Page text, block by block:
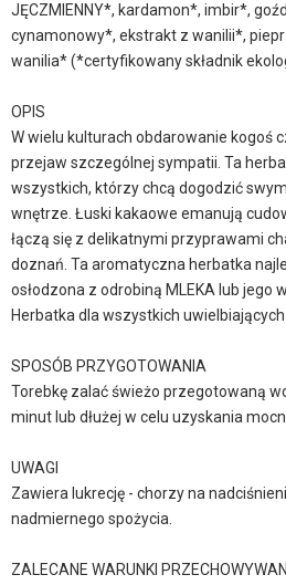
JĘCZMIENNY*, kardamon*, imbir*,
cynamonowy*, ekstrakt z wanilii*,
wanilia* (*certyfikowany składnik
OPIS
W wielu kulturach obdarowanie kogoś
przejaw szczególnej sympatii. Ta
wszystkich, którzy chcą dogodzić
wnętrze. Łuski kakaowe emanują
łączą się z delikatnymi przyprawami
doznań. Ta aromatyczna herbatka
osłodzona z odrobiną MLEKA lub jego
Herbatka dla wszystkich uwielbiających
SPOSÓB PRZYGOTOWANIA
Torebkę zalać świeżo przegotowaną
minut lub dłużej w celu uzyskania
UWAGI
Zawiera lukrecję - chorzy na
nadmiernego spożycia.
ZALECANE WARUNKI